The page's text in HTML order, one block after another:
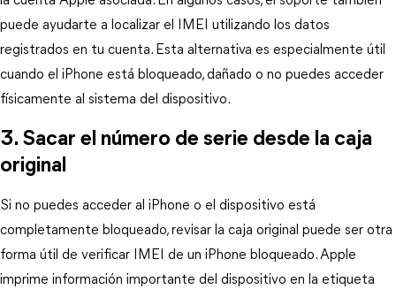
puede ayudarte a localizar el IMEI utilizando los datos
registrados en tu cuenta. Esta alternativa es especialmente útil
cuando el iPhone está bloqueado, dañado o no puedes acceder
físicamente al sistema del dispositivo.
3. Sacar el número de serie desde la caja
original
Si no puedes acceder al iPhone o el dispositivo está
completamente bloqueado, revisar la caja original puede ser otra
forma útil de verificar IMEI de un iPhone bloqueado. Apple
imprime información importante del dispositivo en la etiqueta